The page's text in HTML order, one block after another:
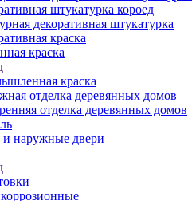
штукатурка короед
декоративная штукатурка
краска
краска
краска
отделка деревянных домов
отделка деревянных домов
наружные двери